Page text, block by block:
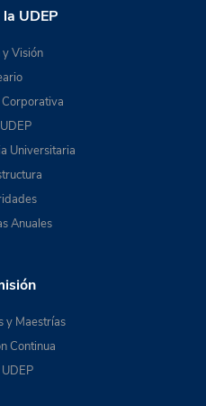
UDEP
y Visión
Universitaria
Anuales
y Maestrías
Continua